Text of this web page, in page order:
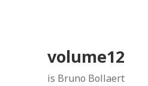
volume12
is Bruno Bollaert